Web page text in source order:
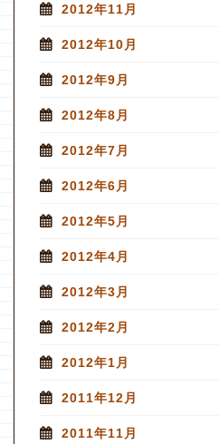
2012年11月
2012年10月
2012年9月
2012年8月
2012年7月
2012年6月
2012年5月
2012年4月
2012年3月
2012年2月
2012年1月
2011年12月
2011年11月